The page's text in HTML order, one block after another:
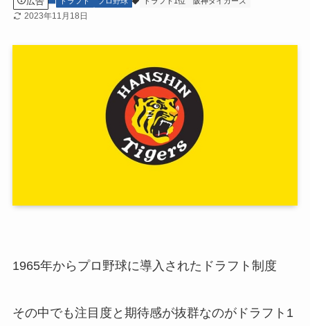
2023年11月18日
1965年からプロ野球に導入されたドラフト制度
その中でも注目度と期待感が抜群なのがドラフト1